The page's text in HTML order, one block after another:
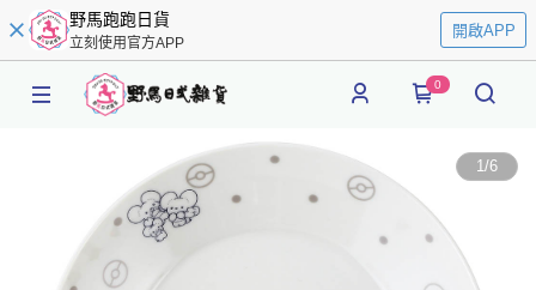
野馬跑跑日貨
立刻使用官方APP
開啟APP
0
1/6